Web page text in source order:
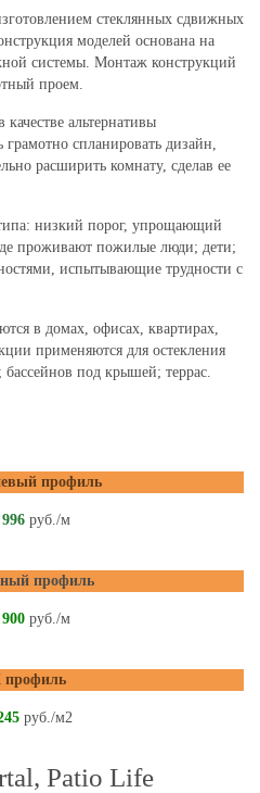
стеклянных сдвижных
моделей основана на
системы. Монтаж конструкций
проем.
альтернативы
спланировать дизайн,
расширить комнату, сделав ее
низкий порог, упрощающий
проживают пожилые люди; дети;
испытывающие трудности с
в домах, офисах, квартирах,
применяются для остекления
под крышей; террас.
профиль
руб./м
профиль
руб./м
руб./м2
Patio Life